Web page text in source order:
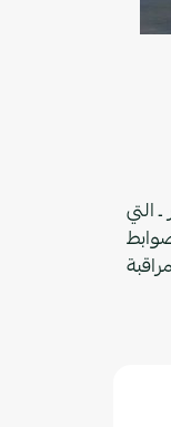
التي